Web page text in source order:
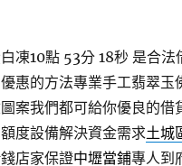
凍10點 53分 18秒是合法
惠的方法專業手工翡翠玉
案我們都可給你優良的借
度設備解決資金需求土城
店家保證中壢當鋪專人到